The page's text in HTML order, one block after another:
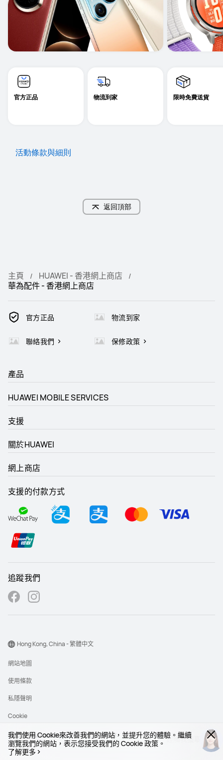
我們使用 Cookie來改善我們的網站，並提升您的體驗。繼續
瀏覽我們的網站，表示您接受我們的 Cookie 政策。
了解更多
官方正品 物流到家 限時免費送貨
活動條款與細則
返回頂部
主頁
HUAWEI - 香港網上商店
華為配件 - 香港網上商店
官方正品 物流到家
聯絡我們 保修政策
產品
HUAWEI MOBILE SERVICES
支援
關於HUAWEI
網上商店
支援的付款方式
追蹤我們
©2026 Huawei Device Co., Ltd. 版權所有
網站地圖
使用條款
私隱聲明
Cookie
Hong Kong, China - 繁體中文
輕觸我獲取協助
輕觸我獲取協助